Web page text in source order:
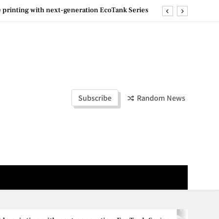
printing with next-generation EcoTank Series
printing with next-generation EcoTank Series
马来西亚妈妈提供分享剖腹产复原历程的空间
Subscribe Random News